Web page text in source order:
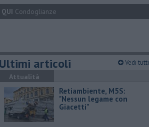
QUI Condoglianze
Ultimi articoli Vedi tutti
Attualità
Retiambiente, M5S:
"Nessun legame con
Giacetti"